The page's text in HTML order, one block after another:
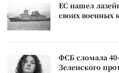
ЕС нашел
своих военных
ФСБ сломала
Зеленского